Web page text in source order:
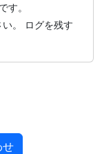
す。
。 ログを残す
せ